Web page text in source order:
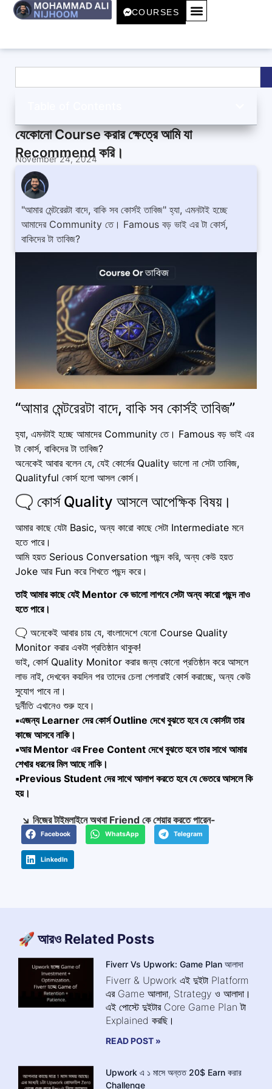
COURSES
যেকোনো Course করার ক্ষেত্রে আমি যা
Recommend করি।
November 24, 2024
"আমার মেন্টরেরটা বাদে, বাকি সব কোর্সই তাবিজ" হ্যা, এমনটাই হচ্ছে
আমাদের Community তে। Famous বড় ভাই এর টা কোর্স,
বাকিদের টা তাবিজ?
“আমার মেন্টরেরটা বাদে, বাকি সব কোর্সই তাবিজ”
হ্যা, এমনটাই হচ্ছে আমাদের Community তে। Famous বড় ভাই এর
টা কোর্স, বাকিদের টা তাবিজ?
অনেকেই আবার বলেন যে, যেই কোর্সের Quality ভালো না সেটা তাবিজ,
Qualityful কোর্স হলো আসল কোর্স।
🗨️ কোর্স Quality আসলে আপেক্ষিক বিষয়।
আমার কাছে যেটা Basic, অন্য কারো কাছে সেটা Intermediate মনে
হতে পারে।
আমি হয়ত Serious Conversation পছন্দ করি, অন্য কেউ হয়ত
Joke আর Fun করে শিখতে পছন্দ করে।
তাই আমার কাছে যেই Mentor কে ভালো লাগবে সেটা অন্য কারো পছন্দ নাও
হতে পারে।
🗨️ অনেকেই আবার চায় যে, বাংলাদেশে যেনো Course Quality
Monitor করার একটা প্রতিষ্ঠান থাকুক!
ভাই, কোর্স Quality Monitor করার জন্য কোনো প্রতিষ্ঠান করে আসলে
লাভ নাই, দেখবেন কয়দিন পর তাদের চেলা পেলারাই কোর্স করাচ্ছে, অন্য কেউ
সুযোগ পাবে না।
দুর্নীতি এখানেও শুরু হবে।
▪️এজন্য Learner দের কোর্স Outline দেখে বুঝতে হবে যে কোর্সটা তার
কাজে আসবে নাকি।
▪️আর Mentor এর Free Content দেখে বুঝতে হবে তার সাথে আমার
শেখার ধরনের মিল আছে নাকি।
▪️Previous Student দের সাথে আলাপ করতে হবে যে ভেতরে আসলে কি
হয়।
↘️ নিজের টাইমলাইনে অথবা Friend কে শেয়ার করতে পারেন-
Facebook WhatsApp Telegram
LinkedIn
🚀 আরও Related Posts
Fiverr Vs Upwork: Game Plan আলাদা
Fiverr & Upwork এই দুইটা Platform
এর Game আলাদা, Strategy ও আলাদা।
এই পোস্টে দুইটার Core Game Plan টা
Explained করছি।
READ POST »
Upwork এ ১ মাসে অন্তত 20$ Earn করার
Challenge